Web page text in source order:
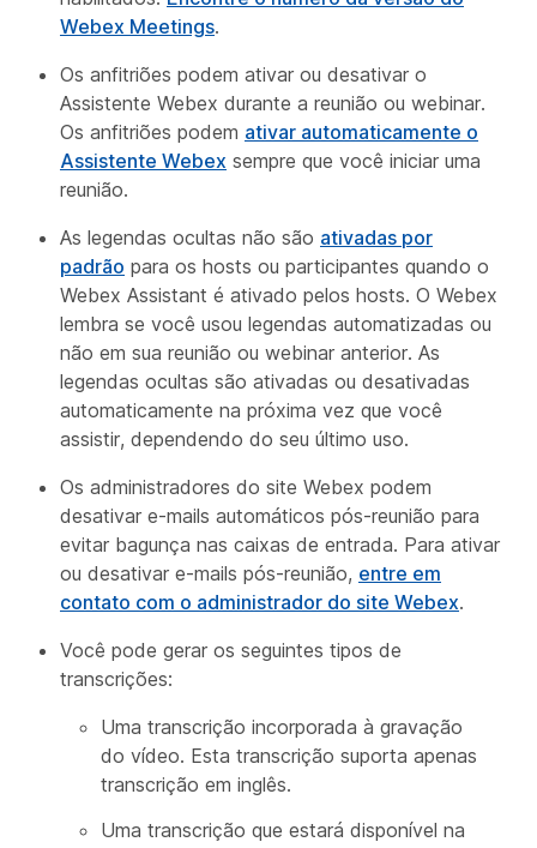
Webex Meetings.
Os anfitriões podem ativar ou desativar o
Assistente Webex durante a reunião ou webinar.
Os anfitriões podem ativar automaticamente o
Assistente Webex sempre que você iniciar uma
reunião.
As legendas ocultas não são ativadas por
padrão para os hosts ou participantes quando o
Webex Assistant é ativado pelos hosts. O Webex
lembra se você usou legendas automatizadas ou
não em sua reunião ou webinar anterior. As
legendas ocultas são ativadas ou desativadas
automaticamente na próxima vez que você
assistir, dependendo do seu último uso.
Os administradores do site Webex podem
desativar e-mails automáticos pós-reunião para
evitar bagunça nas caixas de entrada. Para ativar
ou desativar e-mails pós-reunião, entre em
contato com o administrador do site Webex.
Você pode gerar os seguintes tipos de
transcrições:
Uma transcrição incorporada à gravação
do vídeo. Esta transcrição suporta apenas
transcrição em inglês.
Uma transcrição que estará disponível na